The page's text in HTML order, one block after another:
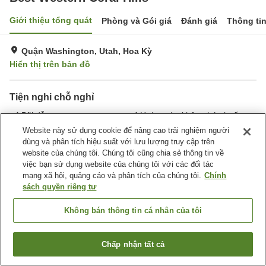
Giới thiệu tổng quát Phòng và Gói giá Đánh giá Thông
Quận Washington, Utah, Hoa Kỳ
Hiển thị trên bản đồ
Tiện nghi chỗ nghỉ
Bãi đỗ xe
Hoàn toàn không hút thuốc
Giặt ủi
Nhà thi đấu
Trang chủ Hoa Kỳ Utah
Quận Washington
Best Western Coral Hills
Tìm phòng trống
Website này sử dụng cookie để nâng cao trải nghiệm người
dùng và phân tích hiệu suất với lưu lượng truy cập trên
website của chúng tôi. Chúng tôi cũng chia sẻ thông tin về
việc bạn sử dụng website của chúng tôi với các đối tác
mạng xã hội, quảng cáo và phân tích của chúng tôi. Chính
sách quyền riêng tư
Không bán thông tin cá nhân của tôi
Chấp nhận tất cả